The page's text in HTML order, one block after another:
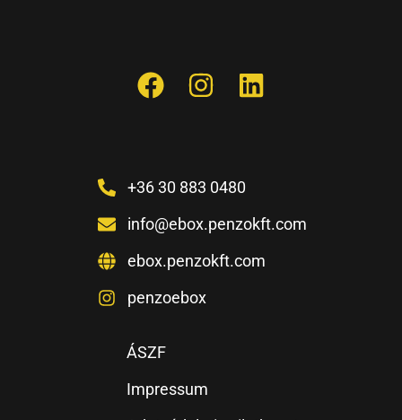
+36 30 883 0480
info@ebox.penzokft.com
ebox.penzokft.com
penzoebox
ÁSZF
Impressum